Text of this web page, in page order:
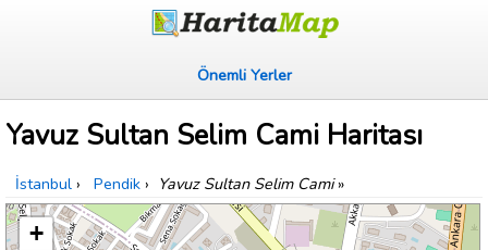
Önemli Yerler
Yavuz Sultan Selim Cami Haritası
İstanbul › Pendik › Yavuz Sultan Selim Cami»
+